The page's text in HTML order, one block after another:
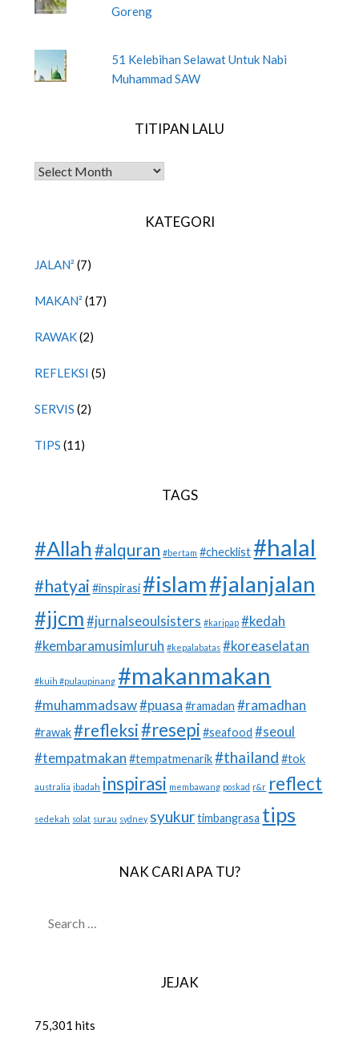
Goreng
51 Kelebihan Selawat Untuk Nabi
Muhammad SAW
TITIPAN LALU
TITIPAN LALU
KATEGORI
JALAN² (7)
MAKAN² (17)
RAWAK(2)
REFLEKSI (5)
SERVIS (2)
TIPS (11)
TAGS
#Allah #alquran #bertam #checklist #halal
#hatyai #inspirasi #islam#jalanjalan
#jjcm #jurnalseoulsisters #karipap #kedah
#kembaramusimluruh #kepalabatas #koreaselatan
#kuih #pulaupinang #makanmakan
#muhammadsaw#puasa #ramadan #ramadhan
#rawak #refleksi#resepi #seafood #seoul
#tempatmakan #tempatmenarik #thailand #tok
australia ibadah inspirasi membawang poskad r&r reflect
sedekah solat surau sydney syukur timbangrasa tips
NAK CARI APA TU?
FOR:
JEJAK
75,301 hits